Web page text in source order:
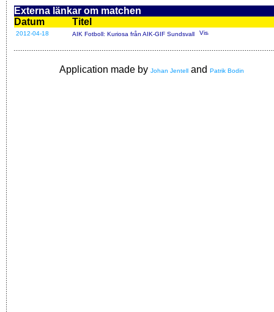
Externa länkar om matchen
Datum
Titel
2012-04-18 AIK Fotboll: Kuriosa från AIK-GIF Sundsvall
Application made by Johan Jentell and Patrik Bodin